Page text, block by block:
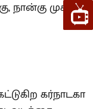
முக்கிய
கர்நாடகா